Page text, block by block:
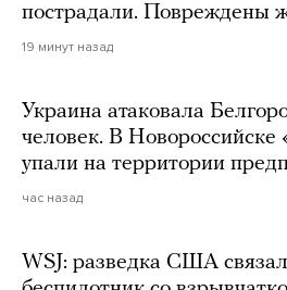
пострадали. Повреждены
19 минут назад
Украина атаковала
человек. В Новороссийске
упали на территории
час назад
WSJ: разведка США